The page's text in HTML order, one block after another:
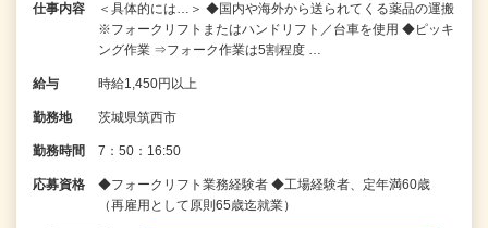
仕事内容
＜具体的には…＞ ◆国内や海外から送られてくる薬品の運搬
※フォークリフトまたはハンドリフト／台車を使用 ◆ピッキ
ング作業 ⇒フォーク作業は5割程度 …
給与 時給1,450円以上
勤務地 茨城県筑西市
勤務時間 7：50：16:50
応募資格
◆フォークリフト業務経験者 ◆工場経験者、定年満60歳
（再雇用として原則65歳迄就業）